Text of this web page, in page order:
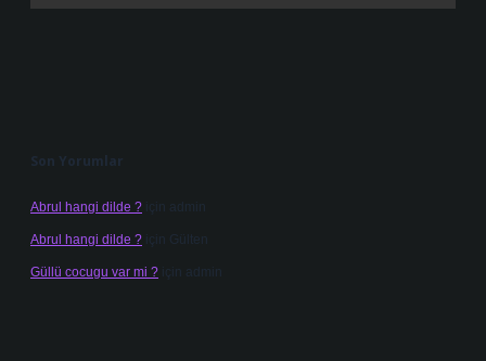
Son Yorumlar
Abrul hangi dilde ? için admin
Abrul hangi dilde ? için Gülten
Güllü cocugu var mi ? için admin